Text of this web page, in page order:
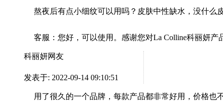
熬夜后有点小细纹可以用吗？皮肤中性缺水，没什么
客服： 您好，可以使用。感谢您对La Colline科丽妍产
科丽妍网友
发表于: 2022-09-14 09:10:51
用了很久的一个品牌，每款产品都非常好用，价格也